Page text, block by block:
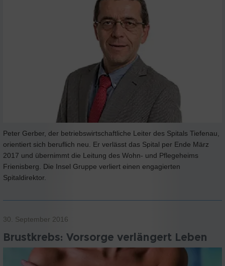
Peter Gerber, der betriebswirtschaftliche Leiter des Spitals Tiefenau,
orientiert sich beruflich neu. Er verlässt das Spital per Ende März
2017 und übernimmt die Leitung des Wohn- und Pflegeheims
Frienisberg. Die Insel Gruppe verliert einen engagierten
Spitaldirektor.
30. September 2016
Brustkrebs: Vorsorge verlängert Leben